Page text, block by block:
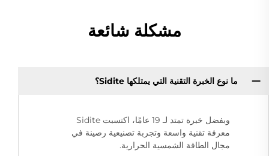
مشكلة شائعة
ما نوع الخبرة التقنية التي يمتلكها Sidite؟
وبفضل خبرة تمتد لـ 19 عامًا، اكتسبت Sidite
معرفة تقنية واسعة وتجربة تصنيعية رصينة في
مجال الطاقة الشمسية الحرارية.